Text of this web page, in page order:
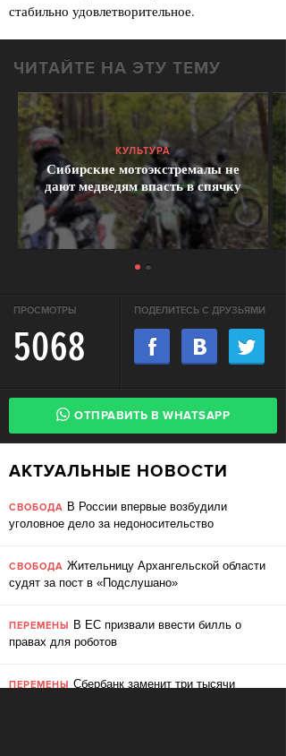
стабильно удовлетворительное.
ЧИТАЙТЕ НА ЭТУ ТЕМУ
КУЛЬТУРА
Сибирские мотоэкстремалы не
дают медведям впасть в спячку
ПРОСМОТРЫ
5068
ПОДЕЛИТЕСЬ С ДРУЗЬЯМИ
ОТПРАВИТЬ В WHATSAPP
АКТУАЛЬНЫЕ НОВОСТИ
СВОБОДА В России впервые возбудили
уголовное дело за недоносительство
СВОБОДА Жительницу Архангельской области
судят за пост в «Подслушано»
ПЕРЕМЕНЫ В ЕС призвали ввести билль о
правах для роботов
ПЕРЕМЕНЫ Сбербанк заменит три тысячи